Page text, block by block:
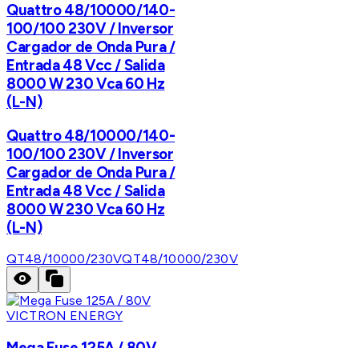
Quattro 48/10000/140-
100/100 230V / Inversor
Cargador de Onda Pura /
Entrada 48 Vcc / Salida
8000 W 230 Vca 60 Hz
(L-N)
Quattro 48/10000/140-
100/100 230V / Inversor
Cargador de Onda Pura /
Entrada 48 Vcc / Salida
8000 W 230 Vca 60 Hz
(L-N)
QT48/10000/230VQT48/10000/230V
VICTRON ENERGY